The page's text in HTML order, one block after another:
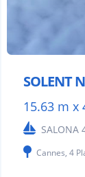
SOLENT
15.63 m x
SALONA
Cannes, 4